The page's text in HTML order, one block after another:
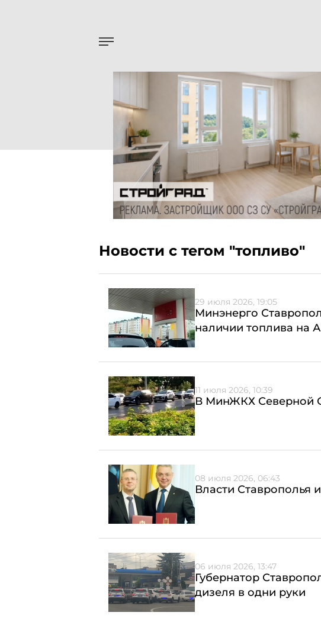
Новости с тегом "топливо"
29 июля 2026, 19:05
Минэнерго
наличии топлива на
11 июля 2026, 10:39
В МинЖКХ Северной
08 июля 2026, 06:43
Власти Ставрополья
06 июля 2026, 13:47
Губернатор
дизеля в одни руки